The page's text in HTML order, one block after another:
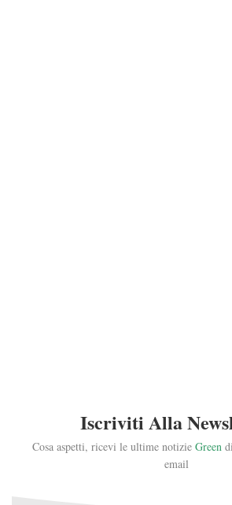
Iscriviti Alla
Cosa aspetti, ricevi le ultime notizie Green
email